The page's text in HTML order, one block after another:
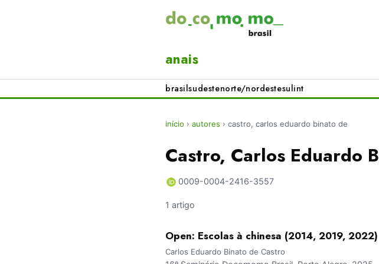
anais
brasilsudestenorte/nordestesulint
início › autores › castro, carlos eduardo binato de
Castro, Carlos Eduardo
0009-0004-2416-3557
1 artigo
Open: Escolas à chinesa (2014, 2019, 2022)
Carlos Eduardo Binato de Castro